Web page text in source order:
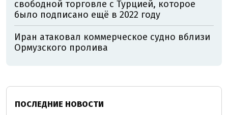
свободной торговле с Турцией, которое
было подписано ещё в 2022 году
Иран атаковал коммерческое судно вблизи
Ормузского пролива
ПОСЛЕДНИЕ НОВОСТИ